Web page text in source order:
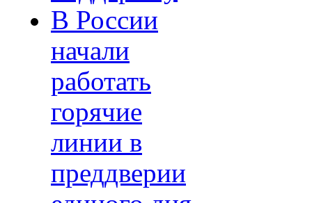
В России
начали
работать
горячие
линии в
преддверии